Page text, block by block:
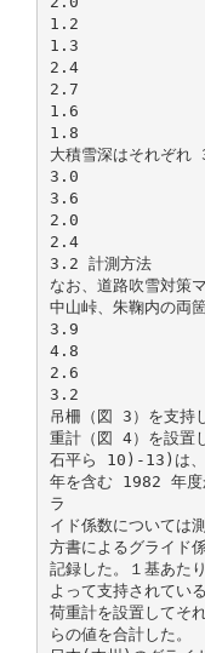
1.2
1.3
2.4
2.7
1.6
1.8
大積雪深はそれぞれ
3.0
3.6
2.0
2.4
3.2 計測方法
なお、道路吹雪対策
中山峠、朱鞠内の両
3.9
4.8
2.6
3.2
吊柵（図 3）を支持
重計（図 4）を設置
石平ら 10)-13)は、
年を含む 1982 年度
ラ
イド係数については
方書によるグライド
記録した。１基あた
よって支持されてい
荷重計を設置してそ
らの値を合計した。